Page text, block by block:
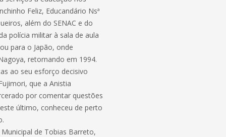
Feliz, Educandário Nsª
além do SENAC e do
polícia militar à sala de aula
para o Japão, onde
retornando em 1994.
ao seu esforço decisivo
que a Anistia
por comentar questões
último, conheceu de perto
de Tobias Barreto,